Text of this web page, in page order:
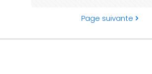
Page suivante